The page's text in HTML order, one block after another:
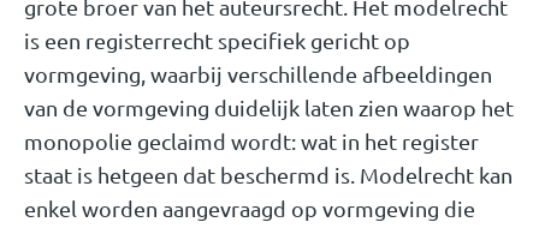
grote broer van het auteursrecht. Het modelrecht
is een registerrecht specifiek gericht op
vormgeving, waarbij verschillende afbeeldingen
van de vormgeving duidelijk laten zien waarop het
monopolie geclaimd wordt: wat in het register
staat is hetgeen dat beschermd is. Modelrecht kan
enkel worden aangevraagd op vormgeving die